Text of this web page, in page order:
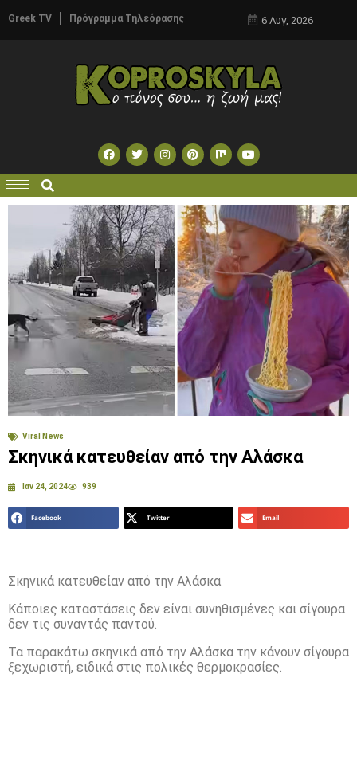
Greek TV Πρόγραμμα Τηλεόρασης 6 Αυγ, 2026
Viral News
Σκηνικά κατευθείαν από την Αλάσκα
Ιαν 24, 2024 939
Facebook Twitter Email
Σκηνικά κατευθείαν από την Αλάσκα
Κάποιες καταστάσεις δεν είναι συνηθισμένες και σίγουρα
δεν τις συναντάς παντού.
Τα παρακάτω σκηνικά από την Αλάσκα την κάνουν σίγουρα
ξεχωριστή, ειδικά στις πολικές θερμοκρασίες.